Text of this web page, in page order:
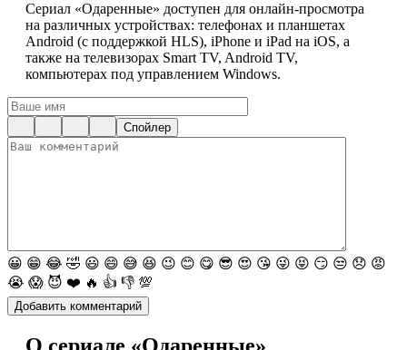
Сериал «Одаренные» доступен для онлайн-просмотра
на различных устройствах: телефонах и планшетах
Android (с поддержкой HLS), iPhone и iPad на iOS, а
также на телевизорах Smart TV, Android TV,
компьютерах под управлением Windows.
Спойлер
😀 😁 😂 🤣 😃 😄 😅 😆 😉 😊 😋 😎 😍 😘 😜 😝 😏 😒 😞 😡
😭 😱 😈 ❤️ 🔥 👍 👎 💯